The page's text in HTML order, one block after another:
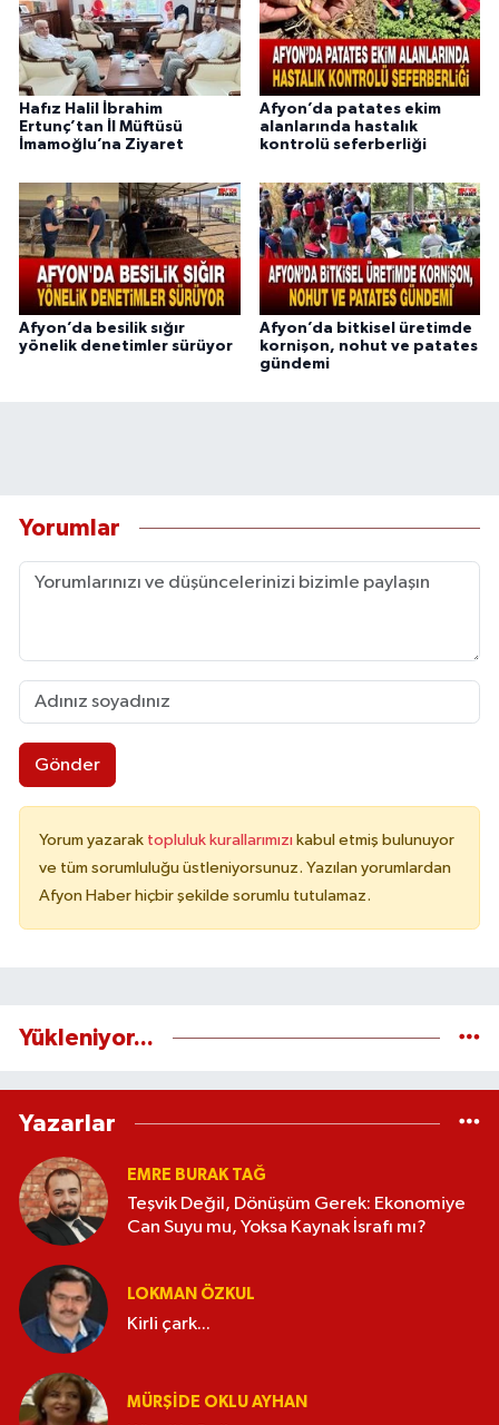
Hafız Halil İbrahim
Ertunç’tan İl Müftüsü
İmamoğlu’na Ziyaret
Afyon’da patates ekim
alanlarında hastalık
kontrolü seferberliği
Afyon’da besilik sığır
yönelik denetimler sürüyor
Afyon’da bitkisel üretimde
kornişon, nohut ve patates
gündemi
Yorumlar
Gönder
Yorum yazarak topluluk kurallarımızı kabul etmiş bulunuyor
ve tüm sorumluluğu üstleniyorsunuz. Yazılan yorumlardan
Afyon Haber hiçbir şekilde sorumlu tutulamaz.
Yükleniyor...
Yazarlar
EMRE BURAK TAĞ
Teşvik Değil, Dönüşüm Gerek: Ekonomiye
Can Suyu mu, Yoksa Kaynak İsrafı mı?
LOKMAN ÖZKUL
Kirli çark...
MÜRŞIDE OKLU AYHAN